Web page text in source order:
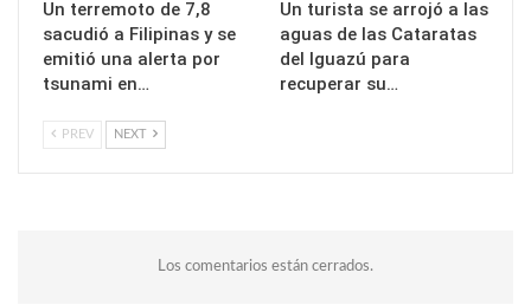
Un terremoto de 7,8
sacudió a Filipinas y se
emitió una alerta por
tsunami en…
Un turista se arrojó a las
aguas de las Cataratas
del Iguazú para
recuperar su…
PREV NEXT
Los comentarios están cerrados.